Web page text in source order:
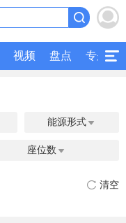
视频 盘点 专题
能源形式 
座位数 
清空